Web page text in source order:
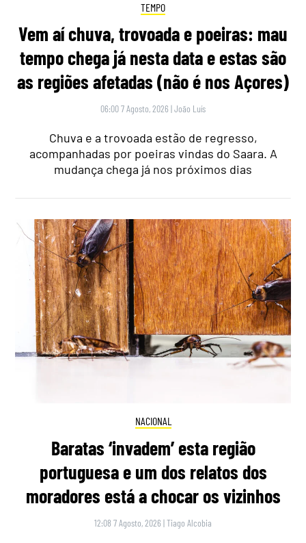
TEMPO
Vem aí chuva, trovoada e poeiras: mau
tempo chega já nesta data e estas são
as regiões afetadas (não é nos Açores)
06:00 7 Agosto, 2026 |João Luís
Chuva e a trovoada estão de regresso,
acompanhadas por poeiras vindas do Saara. A
mudança chega já nos próximos dias
NACIONAL
Baratas ‘invadem’ esta região
portuguesa e um dos relatos dos
moradores está a chocar os vizinhos
12:08 7 Agosto, 2026 |Tiago Alcobia